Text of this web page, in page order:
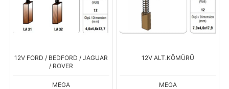
12V FORD / BEDFORD / JAGUAR
/ ROVER
MEGA
12V ALT.KÖMÜRÜ
MEGA